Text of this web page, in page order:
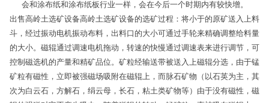
会和涂布纸和涂布纸板行业一样，会在今后一个时期内有较快增。
出售高岭土选矿设备高岭土选矿设备的选矿过程：将小于的原矿送入上料
斗，经过振动电机振动布料，出料口的大小可通过手轮来精确调整给料量
的大小。磁辊通过调速电机拖动，转速的快慢通过调速表来进行调节，可
控制磁选机的产量和精矿品位。矿粒经输送带被送入上磁辊分选，由于锰
矿粒有磁性，立即被强磁场吸附在磁辊上，而脉石矿物（以石英为主，其
次为白云石，方解石，绢云母，长石，粘土类矿物等）由于没有磁性，磁